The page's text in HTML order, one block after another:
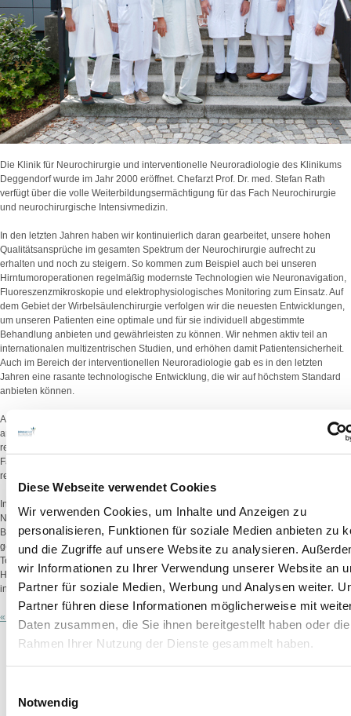
Diese Webseite verwendet Cookies
Wir verwenden Cookies, um Inhalte und Anzeigen zu
personalisieren, Funktionen für soziale Medien anbieten zu
und die Zugriffe auf unsere Website zu analysieren.
wir Informationen zu Ihrer Verwendung unserer Website an
Partner für soziale Medien, Werbung und Analysen weiter.
Partner führen diese Informationen möglicherweise mit
Daten zusammen, die Sie ihnen bereitgestellt haben oder
Rahmen Ihrer Nutzung der Dienste gesammelt haben.
Notwendig
Die Klinik für Neurochirurgie und interventionelle Neuroradiologie des Klinikums
Deggendorf wurde im Jahr 2000 eröffnet. Chefarzt Prof. Dr. med. Stefan Rath
verfügt über die volle Weiterbildungsermächtigung für das Fach Neurochirurgie
und neurochirurgische Intensivmedizin.
In den letzten Jahren haben wir kontinuierlich daran gearbeitet, unsere hohen
Qualitätsansprüche im gesamten Spektrum der Neurochirurgie aufrecht zu
erhalten und noch zu steigern. So kommen zum Beispiel auch bei unseren
Hirntumoroperationen regelmäßig modernste Technologien wie Neuronavigation,
Fluoreszenzmikroskopie und elektrophysiologisches Monitoring zum Einsatz. Auf
dem Gebiet der Wirbelsäulenchirurgie verfolgen wir die neuesten Entwicklungen,
um unseren Patienten eine optimale und für sie individuell abgestimmte
Behandlung anbieten und gewährleisten zu können. Wir nehmen aktiv teil an
internationalen multizentrischen Studien, und erhöhen damit Patientensicherheit.
Auch im Bereich der interventionellen Neuroradiologie gab es in den letzten
Jahren eine rasante technologische Entwicklung, die wir auf höchstem Standard
anbieten können.
Aufgrund des breiten Spektrums der Neurochirurgie, welches sich mit mehreren
anderen Fachrichtungen teils überschneidet, arbeiten wir schon seit langem
regelmäßig mit unseren Kollegen der anderen operativen und konservativen
Fachrichtungen am DONAUISAR-Klinikum zusammen und tauschen uns auch
regelmäßig mit Experten aus anderen Kliniken und Universitäten aus.
Inzwischen wurde innerhalb des Onkologischen Zentrums ein Zentrum für
Neuroonkologie etabliert, um die optimale und lückenlose interdisziplinäre
Betreuung unserer Patienten mit Tumorerkrankungen an Kopf und Rückenmark zu
gewährleisten. Hierzu gehört die wöchentlich abgehaltene Tumorkonferenz, die
Teilnahme am zentralen Tumorregister, die Kooperation mit dem
Hirntumorreferenzzentrum in Bonn und die Weiterbehandlung unserer Patienten
in der Onkologie und/oder Strahlentherapie hier am Haus.
« Zurück
Ärzte A-Z